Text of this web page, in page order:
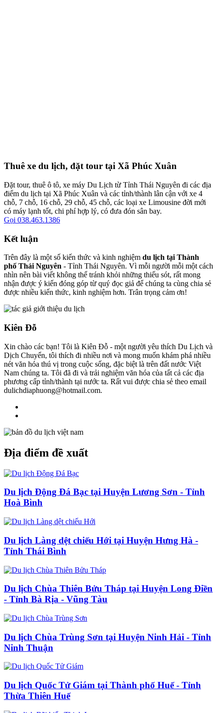
Thuê xe du lịch, đặt tour tại Xã Phúc Xuân
Đặt tour, thuê ô tô, xe máy Du Lịch từ Tỉnh Thái Nguyên đi các địa
điểm du lịch tại Xã Phúc Xuân và các tỉnh/thành lân cận với xe 4
chỗ, 7 chỗ, 16 chỗ, 29 chỗ, 45 chỗ, các loại xe Limousine đời mới
có máy lạnh tốt, chi phí hợp lý, có đưa đón sân bay.
Gọi 038.463.1386
Kết luận
Trên đây là một số kiến thức và kinh nghiệm du lịch tại Thành
phố Thái Nguyên - Tỉnh Thái Nguyên. Vì mỗi người mỗi một cách
nhìn nên bài viết không thể tránh khỏi những thiếu sót, rất mong
nhận được ý kiến đóng góp từ quý đọc giả để chúng ta cùng chia sẻ
được nhiều kiến thức, kinh nghiệm hơn. Trân trọng cảm ơn!
Kiên Đỗ
Xin chào các bạn! Tôi là Kiên Đỗ - một người yêu thích Du Lịch và
Dịch Chuyển, tôi thích đi nhiều nơi và mong muốn khám phá nhiều
nét văn hóa thú vị trong cuộc sống, đặc biệt là trên đất nước Việt
Nam chúng ta. Tôi đã đi và trải nghiệm văn hóa của tất cả các địa
phương cấp tỉnh/thành tại nước ta. Rất vui được chia sẻ theo email
dulichdiaphuong@hotmail.com.
Địa điểm đề xuất
Du lịch Động Đá Bạc tại Huyện Lương Sơn - Tỉnh
Hoà Bình
Du lịch Làng dệt chiếu Hới tại Huyện Hưng Hà -
Tỉnh Thái Bình
Du lịch Chùa Thiên Bửu Tháp tại Huyện Long Điền
- Tỉnh Bà Rịa - Vũng Tàu
Du lịch Chùa Trùng Sơn tại Huyện Ninh Hải - Tỉnh
Ninh Thuận
Du lịch Quốc Tử Giám tại Thành phố Huế - Tỉnh
Thừa Thiên Huế